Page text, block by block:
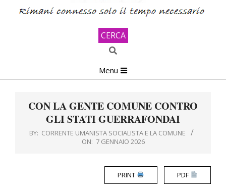
CERCA
Search
Navigation
Menu
CON LA GENTE COMUNE CONTRO
GLI STATI GUERRAFONDAI
BY: CORRENTE UMANISTA SOCIALISTA E LA COMUNE
ON: 7 GENNAIO 2026
PRINT PDF